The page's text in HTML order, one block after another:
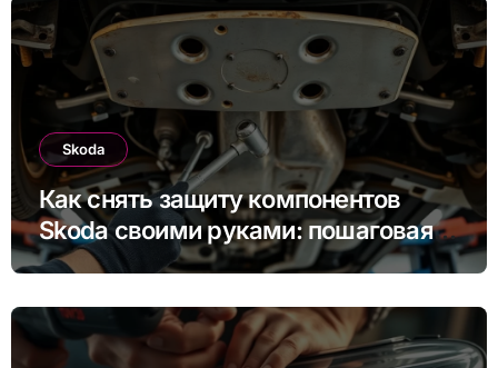
Skoda
Как снять защиту компонентов
Skoda своими руками: пошаговая
инструкция для Rapid, Octavia и